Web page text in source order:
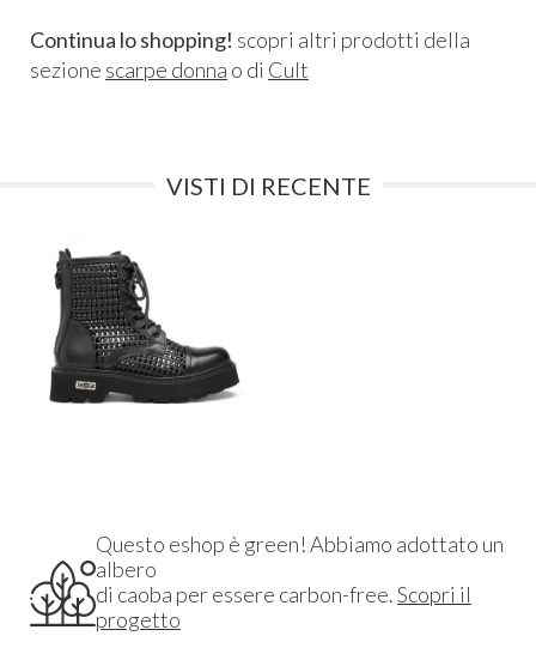
Continua lo shopping! scopri altri prodotti della
sezione scarpe donna o di Cult
VISTI DI RECENTE
Questo eshop è green! Abbiamo adottato un
albero
di caoba per essere carbon-free.Scopri il
progetto